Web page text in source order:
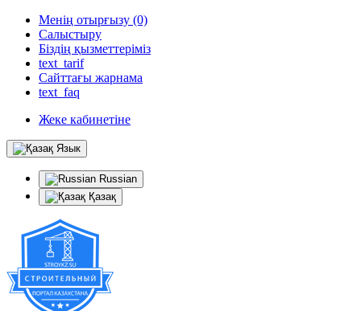
Менің отырғызу (0)
Салыстыру
Біздің қызметтеріміз
text_tarif
Сайттағы жарнама
text_faq
Жеке кабинетіне
Язык
Russian
Қазақ